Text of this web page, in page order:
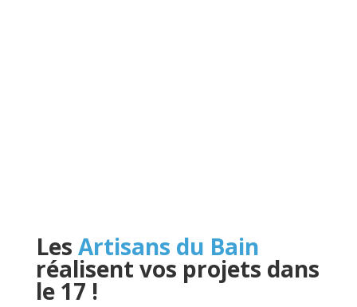
Les Artisans du Bain
réalisent vos projets dans
le 17 !